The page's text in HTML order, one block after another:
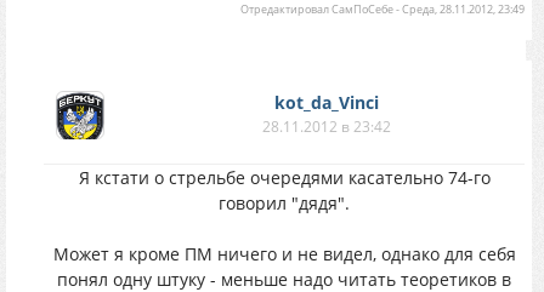
ОтредактировалСамПоСебе-Среда, 28.11.2012, 23:49
kot_da_Vinci
28.11.2012 в 23:42
Я кстати о стрельбе очередями касательно 74-го
говорил "дядя".
Может я кроме ПМ ничего и не видел, однако для себя
понял одну штуку - меньше надо читать теоретиков в